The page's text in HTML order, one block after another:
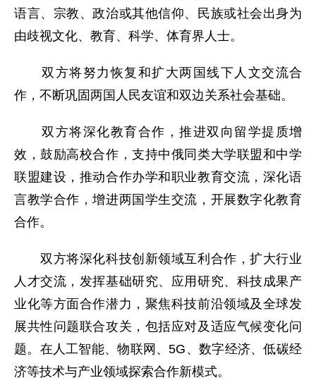
语言、宗教、政治或其他信仰、民族或社会出身为
由歧视文化、教育、科学、体育界人士。
双方将努力恢复和扩大两国线下人文交流合
作，不断巩固两国人民友谊和双边关系社会基础。
双方将深化教育合作，推进双向留学提质增
效，鼓励高校合作，支持中俄同类大学联盟和中学
联盟建设，推动合作办学和职业教育交流，深化语
言教学合作，增进两国学生交流，开展数字化教育
合作。
双方将深化科技创新领域互利合作，扩大行业
人才交流，发挥基础研究、应用研究、科技成果产
业化等方面合作潜力，聚焦科技前沿领域及全球发
展共性问题联合攻关，包括应对及适应气候变化问
题。在人工智能、物联网、5G、数字经济、低碳经
济等技术与产业领域探索合作新模式。